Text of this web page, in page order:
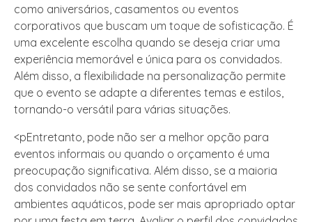
como aniversários, casamentos ou eventos
corporativos que buscam um toque de sofisticação. É
uma excelente escolha quando se deseja criar uma
experiência memorável e única para os convidados.
Além disso, a flexibilidade na personalização permite
que o evento se adapte a diferentes temas e estilos,
tornando-o versátil para várias situações.
<pEntretanto, pode não ser a melhor opção para
eventos informais ou quando o orçamento é uma
preocupação significativa. Além disso, se a maioria
dos convidados não se sente confortável em
ambientes aquáticos, pode ser mais apropriado optar